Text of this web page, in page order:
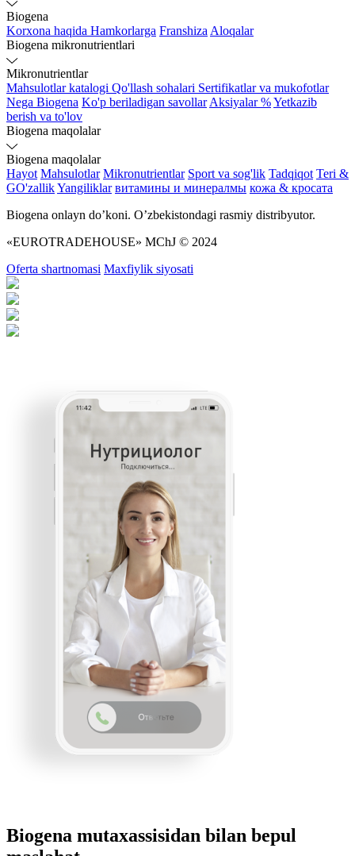
Biogena
Korxona haqida Hamkorlarga FranshizaAloqalar
Biogena mikronutrientlari
Mikronutrientlar
Mahsulotlar katalogi Qo'llash sohalari Sertifikatlar va mukofotlar
Nega Biogena Ko'p beriladigan savollarAksiyalar %Yetkazib
berish va to'lov
Biogena maqolalar
Biogena maqolalar
Hayot Mahsulotlar Mikronutrientlar Sport va sog'lik Tadqiqot Teri &
GO'zallikYangiliklar витамины и минералмы кожа & кросата
Biogena onlayn do’koni. O’zbekistondagi rasmiy distribyutor.
«EUROTRADEHOUSE» MChJ © 2024
Oferta shartnomasi Maxfiylik siyosati
Biogena mutaxassisidan bilan bepul